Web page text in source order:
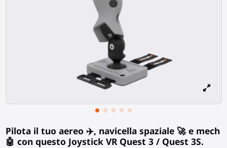
Pilota il tuo aereo ✈️, navicella spaziale 🚀 e mech
🤖 con questo Joystick VR Quest 3 / Quest 3S.